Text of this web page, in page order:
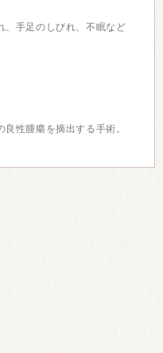
、手足のしびれ、不眠など
性腫瘍を摘出する手術。